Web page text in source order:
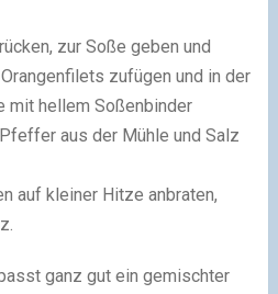
zur Soße geben und
zufügen und in der
mit hellem Soßenbinder
aus der Mühle und Salz
auf kleiner Hitze anbraten,
ganz gut ein gemischter